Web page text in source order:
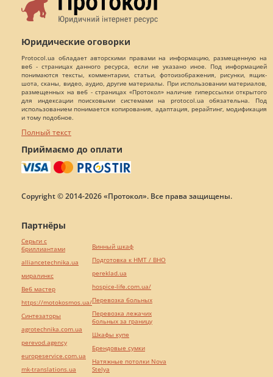
Юридические оговорки
Protocol.ua обладает авторскими правами на информацию, размещенную на
веб - страницах данного ресурса, если не указано иное. Под информацией
понимаются тексты, комментарии, статьи, фотоизображения, рисунки, ящик-
шота, сканы, видео, аудио, другие материалы. При использовании материалов,
размещенных на веб - страницах «Протокол» наличие гиперссылки открытого
для индексации поисковыми системами на protocol.ua обязательна. Под
использованием понимается копирования, адаптация, рерайтинг, модификация
и тому подобное.
Полный текст
Приймаємо до оплати
Copyright © 2014-2026 «Протокол». Все права защищены.
Партнёры
Серьги с
бриллиантами
alliancetechnika.ua
миралинкс
Веб мастер
https://motokosmos.ua/
Синтезаторы
agrotechnika.com.ua
perevod.agency
europeservice.com.ua
mk-translations.ua
Винный шкаф
Подготовка к НМТ / ВНО
pereklad.ua
hospice-life.com.ua/
Перевозка больных
Перевозка лежачих
больных за границу
Шкафы купе
Брендовые сумки
Натяжные потолки Nova
Stelya